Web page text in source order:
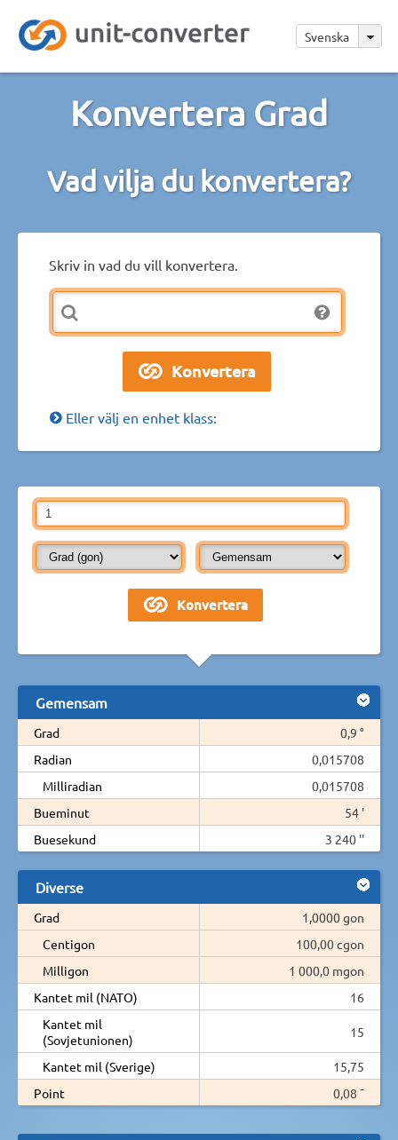
Svenska
Konvertera Grad
Vad vilja du konvertera?
Skriv in vad du vill konvertera.
Eller välj en enhet klass:
Gemensam
Grad
0,9 °
Radian
0,015708
Milliradian
0,015708
Bueminut
54 '
Buesekund
3 240 ''
Diverse
Grad
1,0000 gon
Centigon
100,00 cgon
Milligon
1 000,0 mgon
Kantet mil (NATO)
16
Kantet mil
(Sovjetunionen)
15
Kantet mil (Sverige)
15,75
Point
0,08 ¯